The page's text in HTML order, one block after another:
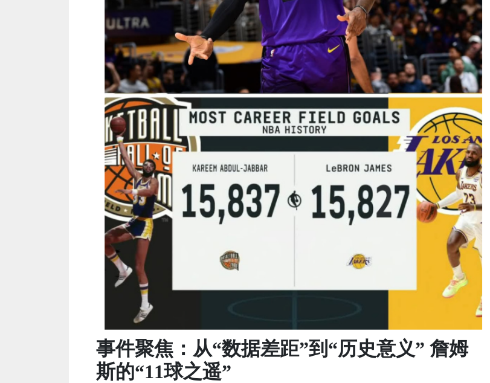
事件聚焦：从“数据差距”到“历史意义” 詹姆
斯的“11球之遥”